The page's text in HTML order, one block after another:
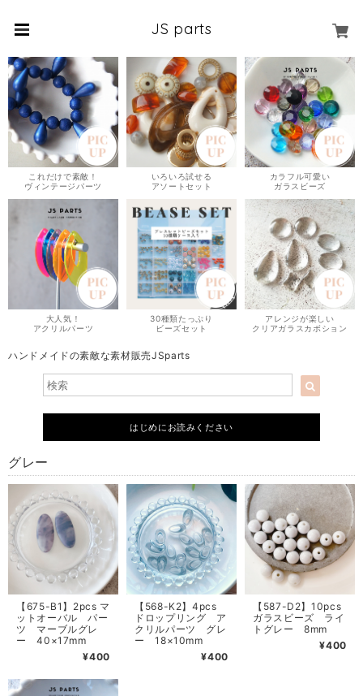
JS parts
これだけで素敵！
ヴィンテージパーツ
いろいろ試せる
アソートセット
カラフル可愛い
ガラスビーズ
大人気！
アクリルパーツ
30種類たっぷり
ビーズセット
アレンジが楽しい
クリアガラスカボション
ハンドメイドの素敵な素材販売JSparts
はじめにお読みください
グレー
【675-B1】2pcs マ
ットオーバル パー
ツ マーブルグレ
ー 40×17mm
¥400
【568-K2】4pcs
ドロップリング ア
クリルパーツ グレ
ー 18×10mm
¥400
【587-D2】10pcs
ガラスビーズ ライ
トグレー 8mm
¥400